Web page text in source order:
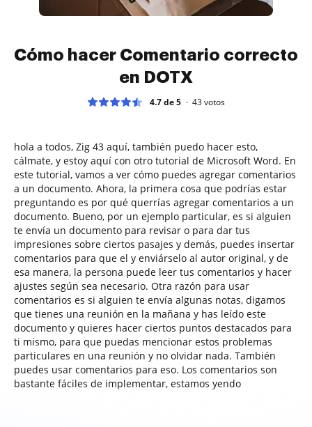
Cómo hacer Comentario correcto
en DOTX
4.7 de 5 43votos
hola a todos, Zig 43 aquí, también puedo hacer esto,
cálmate, y estoy aquí con otro tutorial de Microsoft Word. En
este tutorial, vamos a ver cómo puedes agregar comentarios
a un documento. Ahora, la primera cosa que podrías estar
preguntando es por qué querrías agregar comentarios a un
documento. Bueno, por un ejemplo particular, es si alguien
te envía un documento para revisar o para dar tus
impresiones sobre ciertos pasajes y demás, puedes insertar
comentarios para que el y enviárselo al autor original, y de
esa manera, la persona puede leer tus comentarios y hacer
ajustes según sea necesario. Otra razón para usar
comentarios es si alguien te envía algunas notas, digamos
que tienes una reunión en la mañana y has leído este
documento y quieres hacer ciertos puntos destacados para
ti mismo, para que puedas mencionar estos problemas
particulares en una reunión y no olvidar nada. También
puedes usar comentarios para eso. Los comentarios son
bastante fáciles de implementar, estamos yendo